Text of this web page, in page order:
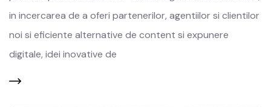
in incercarea de a oferi partenerilor, agentiilor si clientilor
noi si eficiente alternative de content si expunere
digitale, idei inovative de